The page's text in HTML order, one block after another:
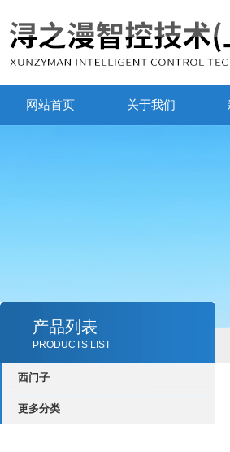
网站首页 关于我们
产品列表
PRODUCTS LIST
西门子
更多分类